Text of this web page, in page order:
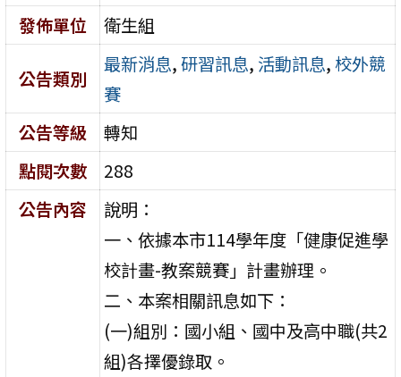
發佈單位
衛生組
公告類別
最新消息,研習訊息, 活動訊息,校外競
賽
公告等級
轉知
點閱次數
288
公告內容
說明：
一、依據本市114學年度「健康促進學
校計畫-教案競賽」計畫辦理。
二、本案相關訊息如下：
(一)組別：國小組、國中及高中職(共2
組)各擇優錄取。